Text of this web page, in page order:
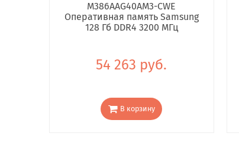
M386AAG40AM3-CWE
Оперативная память Samsung
128 Гб DDR4 3200 МГц
54 263 руб.
В корзину